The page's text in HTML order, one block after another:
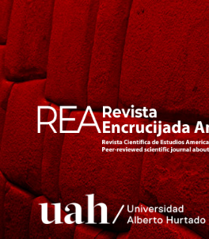
Navegación
principal
Contenido
principal
Barra
lateral